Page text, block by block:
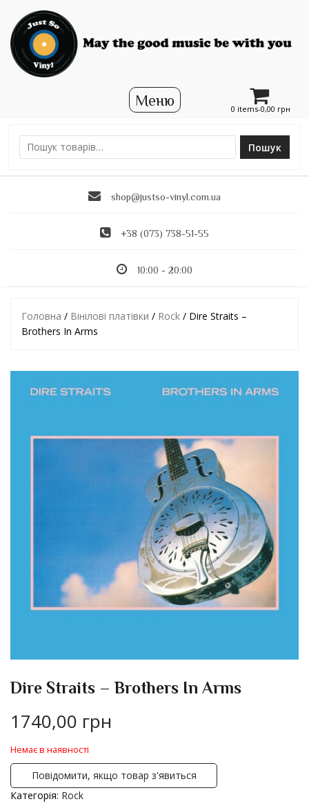
0 items-0,00 грн
Ш
Пошук
shop@justso-vinyl.com.ua
+38 (073) 738-51-55
10:00 - 20:00
Головна / Вінілові платівки / Rock / Dire Straits –
Brothers In Arms
Dire Straits – Brothers In Arms
1740,00 грн
Немає в наявності
Повідомити, якщо товар з'явиться
Категорія: Rock